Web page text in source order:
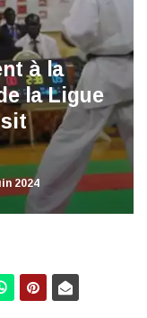
à la
la Ligue
2024